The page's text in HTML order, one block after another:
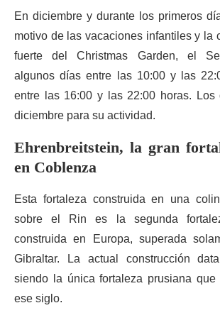
En diciembre y durante los primeros
motivo de las vacaciones infantiles y la
fuerte del Christmas Garden, el
algunos días entre las 10:00 y las
entre las 16:00 y las 22:00 horas.
diciembre para su actividad.
Ehrenbreitstein, la gran
en Coblenza
Esta fortaleza construida en una
sobre el Rin es la segunda
construida en Europa, superada
Gibraltar. La actual construcción
siendo la única fortaleza prusiana que
ese siglo.